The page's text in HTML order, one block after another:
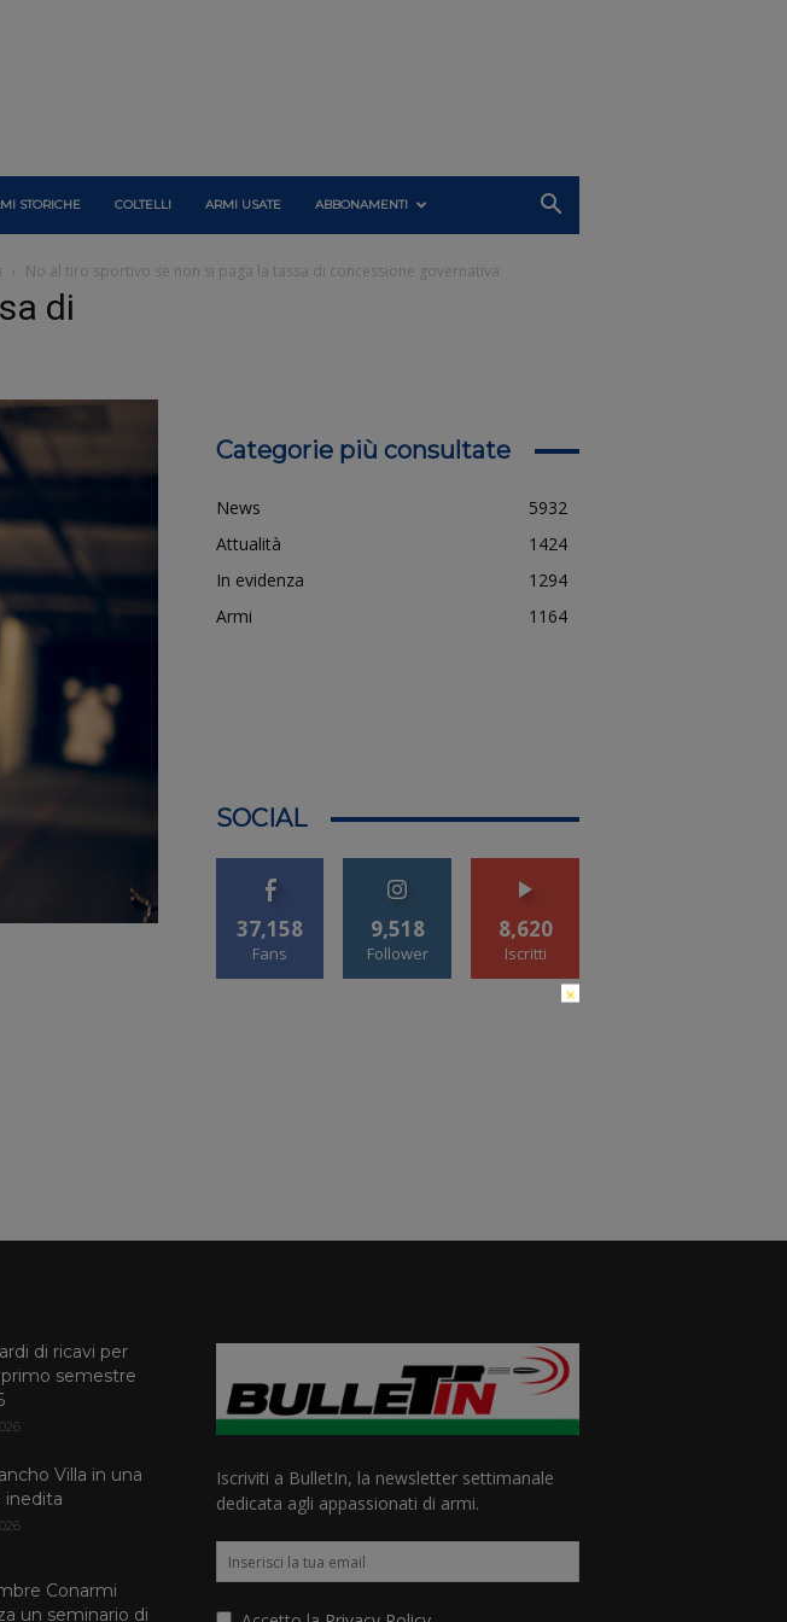
STORICHE COLTELLI ARMI USATE ABBONAMENTI
No al tiro sportivo se non si paga la tassa di concessione governativa
di
Categorie più consultate
News
5932
Attualità
1424
In evidenza
1294
Armi
1164
SOCIAL
37,158
Fans
9,518
Follower
8,620
Iscritti
di ricavi per
semestre
Villa in una
inedita
Conarmi
un seminario di
Iscriviti a BulletIn, la newsletter settimanale
dedicata agli appassionati di armi.
×